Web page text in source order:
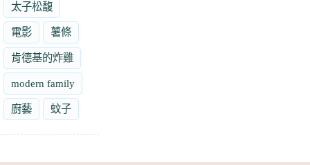
太子松馥
電影 薯條
肯德基的炸雞
modern family
廚藝 蚊子